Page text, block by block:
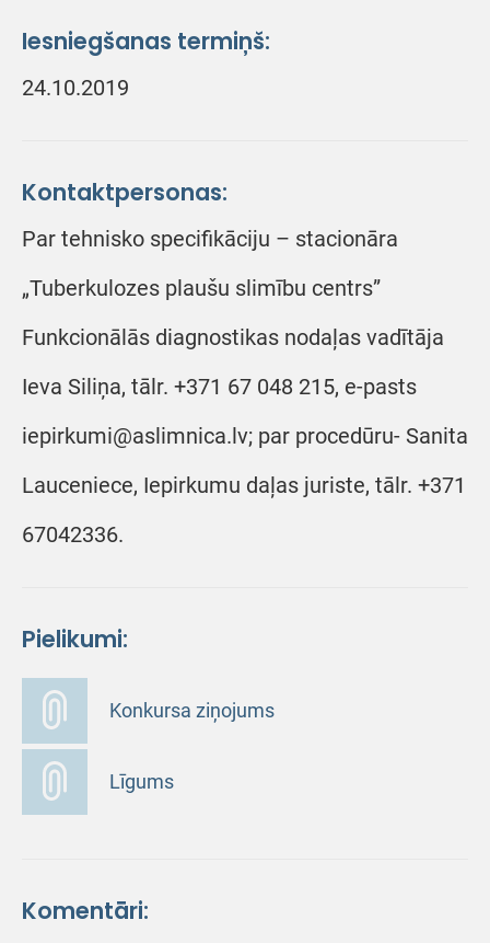
Iesniegšanas termiņš:
24.10.2019
Kontaktpersonas:
Par tehnisko specifikāciju – stacionāra
„Tuberkulozes plaušu slimību centrs”
Funkcionālās diagnostikas nodaļas vadītāja
Ieva Siliņa, tālr. +371 67 048 215, e-pasts
iepirkumi@aslimnica.lv; par procedūru- Sanita
Lauceniece, Iepirkumu daļas juriste, tālr. +371
67042336.
Pielikumi:
Konkursa ziņojums
Līgums
Komentāri: